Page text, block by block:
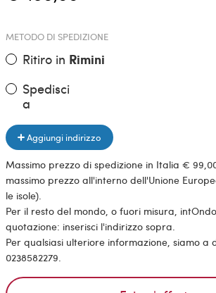
METODO DI SPEDIZIONE
Ritiro in Rimini
Spedisci
a
Aggiungi indirizzo
Massimo prezzo di spedizione in Italia €
massimo prezzo all'interno dell'Unione
le isole).
Per il resto del mondo, o fuori misura,
quotazione: inserisci l'indirizzo sopra.
Per qualsiasi ulteriore informazione, siamo a
0238582279.